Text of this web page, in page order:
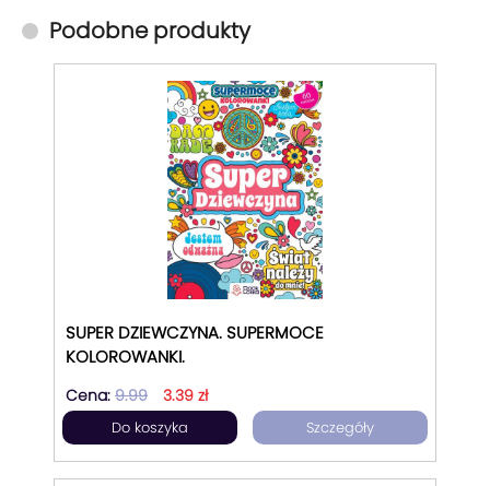
Podobne produkty
SUPER DZIEWCZYNA. SUPERMOCE
KOLOROWANKI.
Cena: 9.99 3.39 zł
Do koszyka Szczegóły